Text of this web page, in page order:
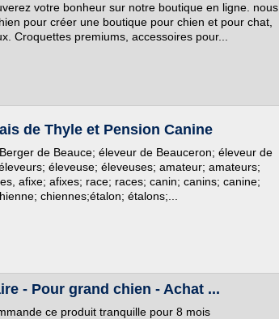
votre bonheur sur notre boutique en ligne. nous
pour créer une boutique pour chien et pour chat,
Croquettes premiums, accessoires pour...
de Thyle et Pension Canine
de Beauce; éleveur de Beauceron; éleveur de
éleveuse; éleveuses; amateur; amateurs;
afixe; afixes; race; races; canin; canins; canine;
chiennes;étalon; étalons;...
- Pour grand chien - Achat ...
ce produit tranquille pour 8 mois